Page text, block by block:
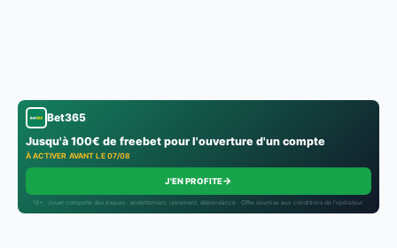
Bet365
Jusqu'à 100€ de freebet pour l'ouverture d'un compte
À ACTIVER AVANT LE 07/08
J'EN PROFITE→
18+ · Jouer comporte des risques : endettement, isolement, dépendance · Offre soumise aux conditions de l’opérateur.